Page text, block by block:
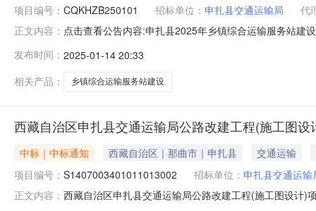
项目编号： CQKHZB250101 招标单位： 申扎县交通运输局
代
正文内容： 点击查看公告内容:申扎县2025年乡镇综合运输服务站建
交通运输局。本项目已具备招标条件，现招标方式为公
招标项目划分
发布时间： 2025-01-14 20:33
相关产品：
乡镇综合运输服务站建设
西藏自治区申扎县交通运输局公路改建工程(施工图
中标｜中标通知 西藏自治区｜那曲市｜申扎县
交通运输
项目编号： S1407003401011013002 招标单位： 申扎县交通运输
正文内容： 西藏自治区申扎县交通运输局公路改建工程(施工图设计